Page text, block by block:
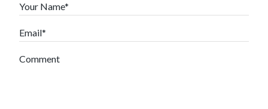
Your Name*
Email*
Comment